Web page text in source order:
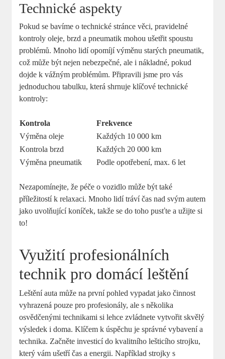
Technické aspekty
Pokud se bavíme o technické stránce věci, pravidelné
kontroly oleje, brzd a pneumatik mohou ušetřit spoustu
problémů. Mnoho lidí opomíjí výměnu starých pneumatik,
což může být nejen nebezpečné, ale i nákladné, pokud
dojde k vážným problémům. Připravili jsme pro vás
jednoduchou tabulku, která shrnuje klíčové technické
kontroly:
Kontrola
Frekvence
Výměna oleje
Každých 10 000 km
Kontrola brzd
Každých 20 000 km
Výměna pneumatik
Podle opotřebení, max. 6 let
Nezapomínejte, že péče o vozidlo může být také
příležitostí k relaxaci. Mnoho lidí tráví čas nad svým autem
jako uvolňující koníček, takže se do toho pusťte a užijte si
to!
Využití profesionálních
technik pro domácí leštění
Leštění auta může na první pohled vypadat jako činnost
vyhrazená pouze pro profesionály, ale s několika
osvědčenými technikami si lehce zvládnete vytvořit skvělý
výsledek i doma. Klíčem k úspěchu je správné vybavení a
technika. Začněte investicí do kvalitního lešticího strojku,
který vám ušetří čas a energii. Například strojky s